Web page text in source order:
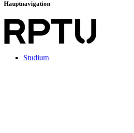
Hauptnavigation
Studium